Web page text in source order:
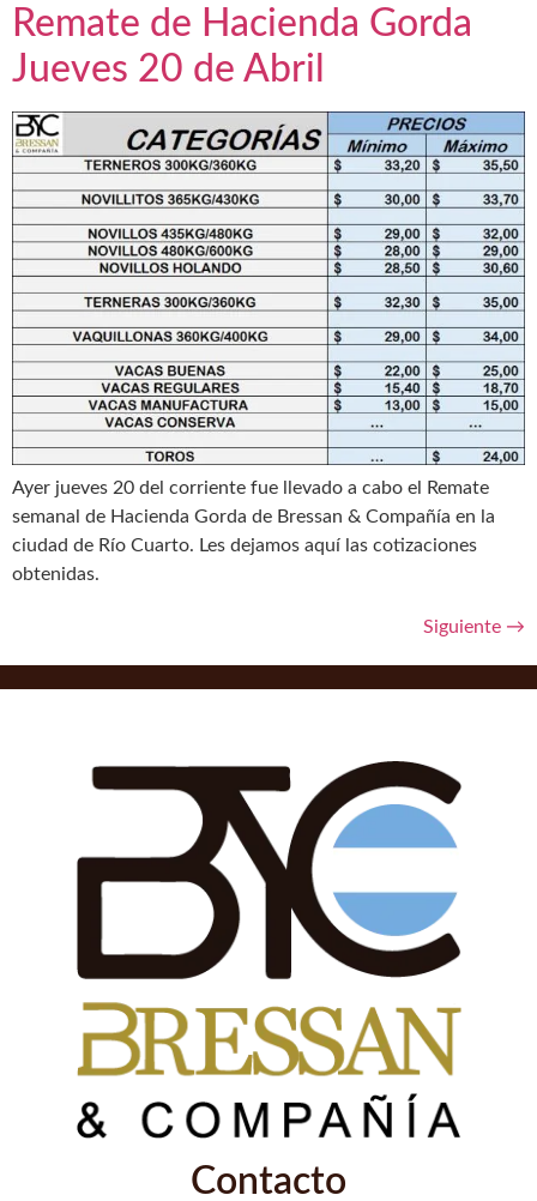
Remate de Hacienda Gorda
Jueves 20 de Abril
Ayer jueves 20 del corriente fue llevado a cabo el Remate
semanal de Hacienda Gorda de Bressan & Compañía en la
ciudad de Río Cuarto. Les dejamos aquí las cotizaciones
obtenidas.
Siguiente →
Contacto